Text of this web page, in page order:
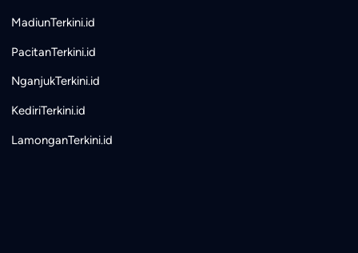
MadiunTerkini.id
PacitanTerkini.id
NganjukTerkini.id
KediriTerkini.id
LamonganTerkini.id